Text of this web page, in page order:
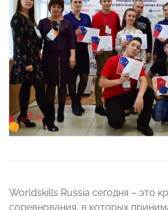
Worldskills Russia сегодня – это
соревнования, в которых